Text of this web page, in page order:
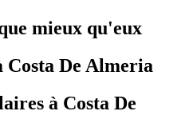
mieux qu'eux
Costa De Almeria
à Costa De